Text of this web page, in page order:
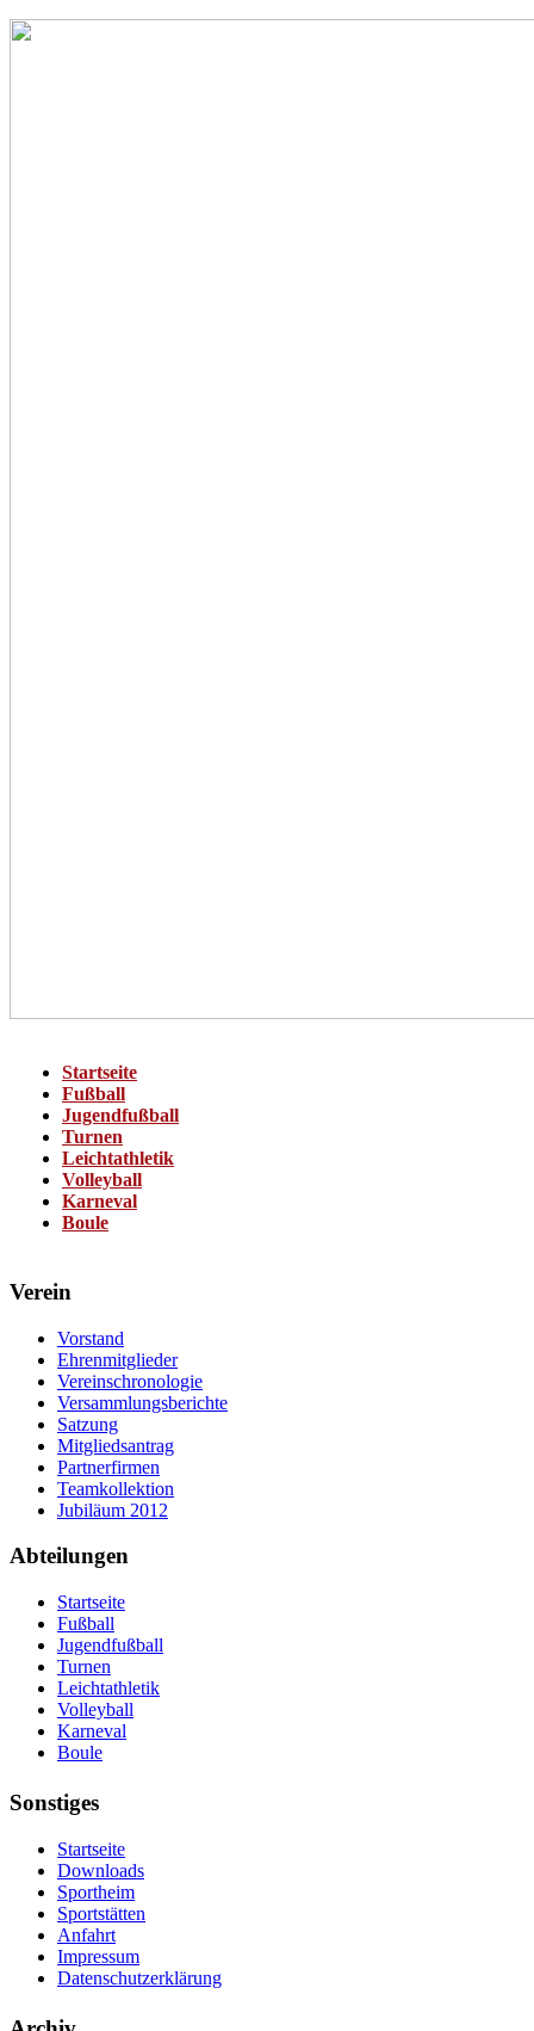
Startseite
Fußball
Jugendfußball
Turnen
Leichtathletik
Volleyball
Karneval
Boule
Verein
Vorstand
Ehrenmitglieder
Vereinschronologie
Versammlungsberichte
Satzung
Mitgliedsantrag
Partnerfirmen
Teamkollektion
Jubiläum 2012
Abteilungen
Startseite
Fußball
Jugendfußball
Turnen
Leichtathletik
Volleyball
Karneval
Boule
Sonstiges
Startseite
Downloads
Sportheim
Sportstätten
Anfahrt
Impressum
Datenschutzerklärung